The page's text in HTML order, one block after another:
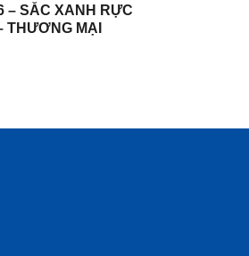
– SẮC XANH RỰC
THƯƠNG MẠI